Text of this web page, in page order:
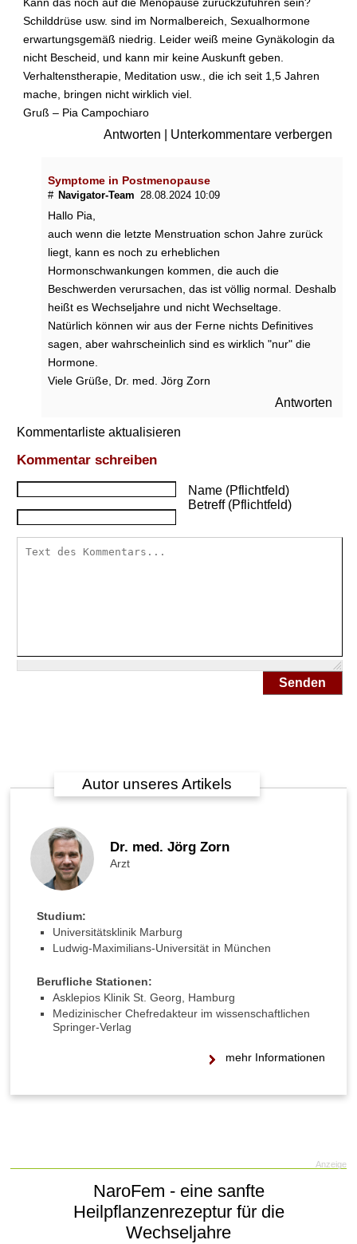
Schilddrüse usw. sind im Normalbereich, Sexualhormone
erwartungsgemäß niedrig. Leider weiß meine Gynäkologin da
nicht Bescheid, und kann mir keine Auskunft geben.
Verhaltenstherapie, Meditation usw., die ich seit 1,5 Jahren
mache, bringen nicht wirklich viel.
Gruß – Pia Campochiaro
Antworten Unterkommentare verbergen
Symptome in Postmenopause
# Navigator-Team 28.08.2024 10:09
Hallo Pia,
auch wenn die letzte Menstruation schon Jahre zurück
liegt, kann es noch zu erheblichen
Hormonschwankungen kommen, die auch die
Beschwerden verursachen, das ist völlig normal. Deshalb
heißt es Wechseljahre und nicht Wechseltage.
Natürlich können wir aus der Ferne nichts Definitives
sagen, aber wahrscheinlich sind es wirklich "nur" die
Hormone.
Viele Grüße, Dr. med. Jörg Zorn
Antworten
Kommentarliste aktualisieren
Kommentar schreiben
Name (Pflichtfeld)
Betreff (Pflichtfeld)
Senden
Autor unseres Artikels
Dr. med. Jörg Zorn
Arzt
Studium:
Universitätsklinik Marburg
Ludwig-Maximilians-Universität in München
Berufliche Stationen:
Asklepios Klinik St. Georg, Hamburg
Medizinischer Chefredakteur im wissenschaftlichen
Springer-Verlag
mehr Informationen
Anzeige
NaroFem - eine sanfte
Heilpflanzenrezeptur für die
Wechseljahre